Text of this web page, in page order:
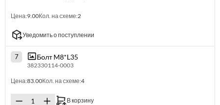
Цена:9.00Кол. на схеме:2
Уведомить о поступлении
7 Болт M8*L35
382330114-0003
Цена:83.00Кол. на схеме:4
В корзину